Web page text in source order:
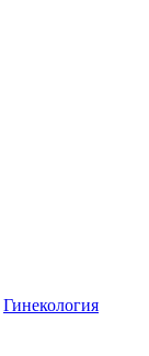
Гинекология